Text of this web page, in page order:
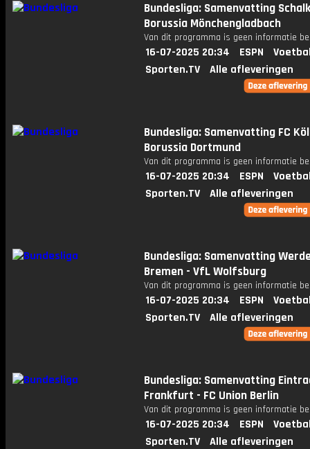
Bundesliga: Samenvatting
Borussia Mönchengladbach
Van dit programma is geen informatie
16-07-2025 20:34 ESPN
Sporten.TV
Alle afleveringen
Bundesliga: Samenvatting FC
Borussia Dortmund
Van dit programma is geen informatie
16-07-2025 20:34 ESPN
Sporten.TV
Alle afleveringen
Bundesliga: Samenvatting
Bremen - VfL Wolfsburg
Van dit programma is geen informatie
16-07-2025 20:34 ESPN
Sporten.TV
Alle afleveringen
Bundesliga: Samenvatting
Frankfurt - FC Union Berlin
Van dit programma is geen informatie
16-07-2025 20:34 ESPN
Sporten.TV
Alle afleveringen